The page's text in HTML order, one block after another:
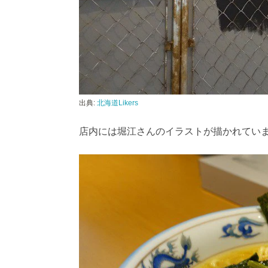
出典: 北海道Likers
店内には堀江さんのイラストが描かれてい